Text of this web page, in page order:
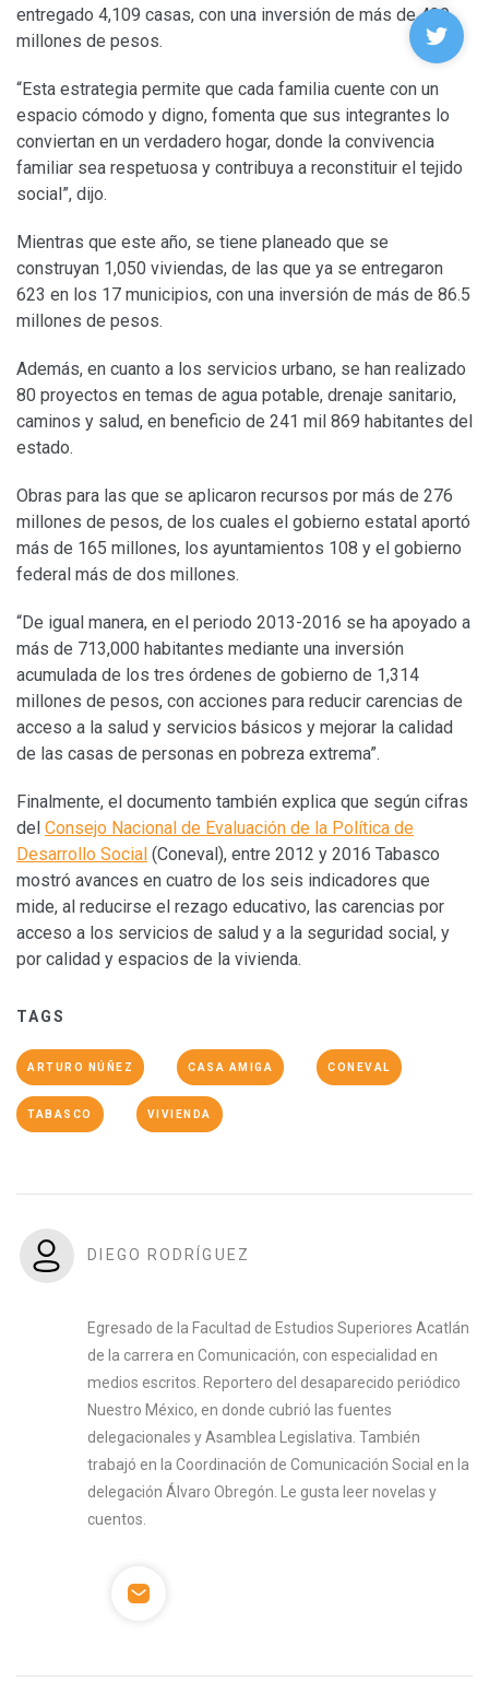
entregado 4,109 casas, con una inversión de más de 439
millones de pesos.
“Esta estrategia permite que cada familia cuente con un
espacio cómodo y digno, fomenta que sus integrantes lo
conviertan en un verdadero hogar, donde la convivencia
familiar sea respetuosa y contribuya a reconstituir el tejido
social”, dijo.
Mientras que este año, se tiene planeado que se
construyan 1,050 viviendas, de las que ya se entregaron
623 en los 17 municipios, con una inversión de más de 86.5
millones de pesos.
Además, en cuanto a los servicios urbano, se han realizado
80 proyectos en temas de agua potable, drenaje sanitario,
caminos y salud, en beneficio de 241 mil 869 habitantes del
estado.
Obras para las que se aplicaron recursos por más de 276
millones de pesos, de los cuales el gobierno estatal aportó
más de 165 millones, los ayuntamientos 108 y el gobierno
federal más de dos millones.
“De igual manera, en el periodo 2013-2016 se ha apoyado a
más de 713,000 habitantes mediante una inversión
acumulada de los tres órdenes de gobierno de 1,314
millones de pesos, con acciones para reducir carencias de
acceso a la salud y servicios básicos y mejorar la calidad
de las casas de personas en pobreza extrema”.
Finalmente, el documento también explica que según cifras
del Consejo Nacional de Evaluación de la Política de
Desarrollo Social (Coneval), entre 2012 y 2016 Tabasco
mostró avances en cuatro de los seis indicadores que
mide, al reducirse el rezago educativo, las carencias por
acceso a los servicios de salud y a la seguridad social, y
por calidad y espacios de la vivienda.
TAGS
ARTURO NÚÑEZ CASA AMIGA CONEVAL
TABASCO VIVIENDA
DIEGO RODRÍGUEZ
Egresado de la Facultad de Estudios Superiores Acatlán
de la carrera en Comunicación, con especialidad en
medios escritos. Reportero del desaparecido periódico
Nuestro México, en donde cubrió las fuentes
delegacionales y Asamblea Legislativa. También
trabajó en la Coordinación de Comunicación Social en la
delegación Álvaro Obregón. Le gusta leer novelas y
cuentos.